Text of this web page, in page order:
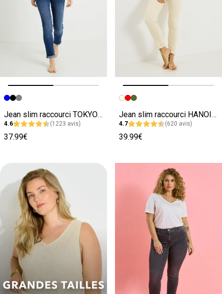
Image précédente
Image suivante
Jean slim raccourci TOKYO R01 femme
4.6 (1223 avis)
37.99€
Image précédente
Image suivante
Jean slim raccourci HANOI R02 femme
4.7 (620 avis)
39.99€